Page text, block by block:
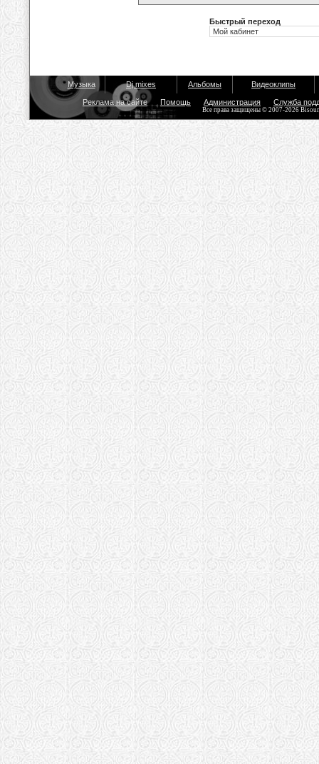
Быстрый переход
Музыка Dj mixes Альбомы Видеоклипы
Реклама на сайте Помощь Администрация Служба
Все права защищены © 2007-2026